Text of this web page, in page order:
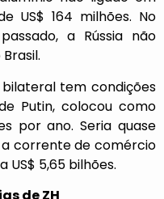
US$ 164 milhões. No
a Rússia não
tem condições
Putin, colocou como
por ano. Seria quase
a corrente de comércio
US$ 5,65 bilhões.